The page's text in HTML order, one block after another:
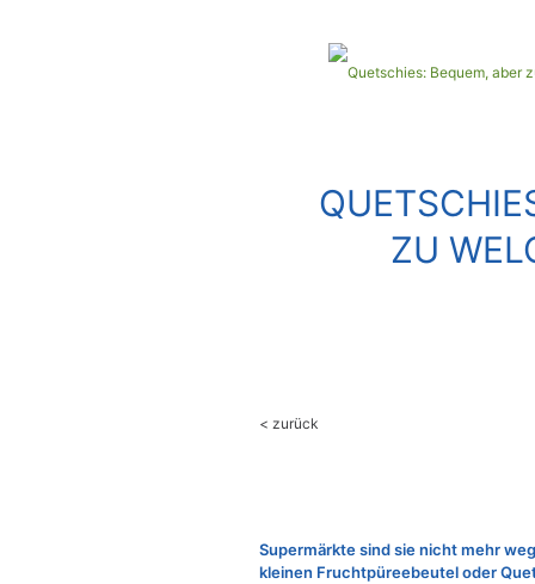
ZU
< zurück
Supermärkte sind sie nicht mehr
kleinen Fruchtpüreebeutel oder